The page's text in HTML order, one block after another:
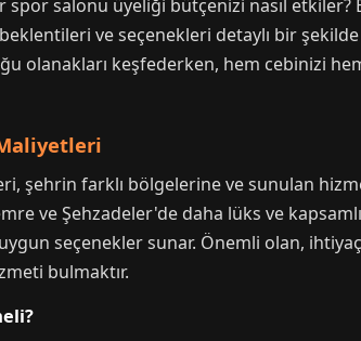
salonu üyeliği bütçenizi nasıl etkiler?
ve seçenekleri detaylı bir
olanakları keşfederken, hem cebinizi
şehrin farklı bölgelerine ve sunulan
ve Şehzadeler'de daha lüks ve
seçenekler sunar. Önemli olan,
bulmaktır.